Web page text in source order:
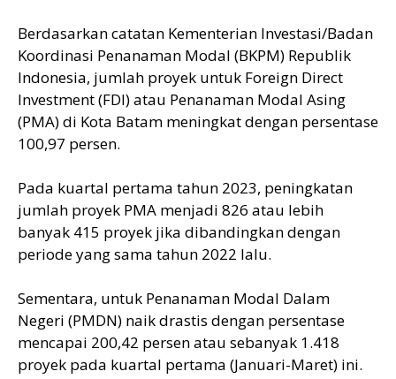
Berdasarkan catatan Kementerian Investasi/Badan
Koordinasi Penanaman Modal (BKPM) Republik
Indonesia, jumlah proyek untuk Foreign Direct
Investment (FDI) atau Penanaman Modal Asing
(PMA) di Kota Batam meningkat dengan persentase
100,97 persen.
Pada kuartal pertama tahun 2023, peningkatan
jumlah proyek PMA menjadi 826 atau lebih
banyak 415 proyek jika dibandingkan dengan
periode yang sama tahun 2022 lalu.
Sementara, untuk Penanaman Modal Dalam
Negeri (PMDN) naik drastis dengan persentase
mencapai 200,42 persen atau sebanyak 1.418
proyek pada kuartal pertama (Januari-Maret) ini.